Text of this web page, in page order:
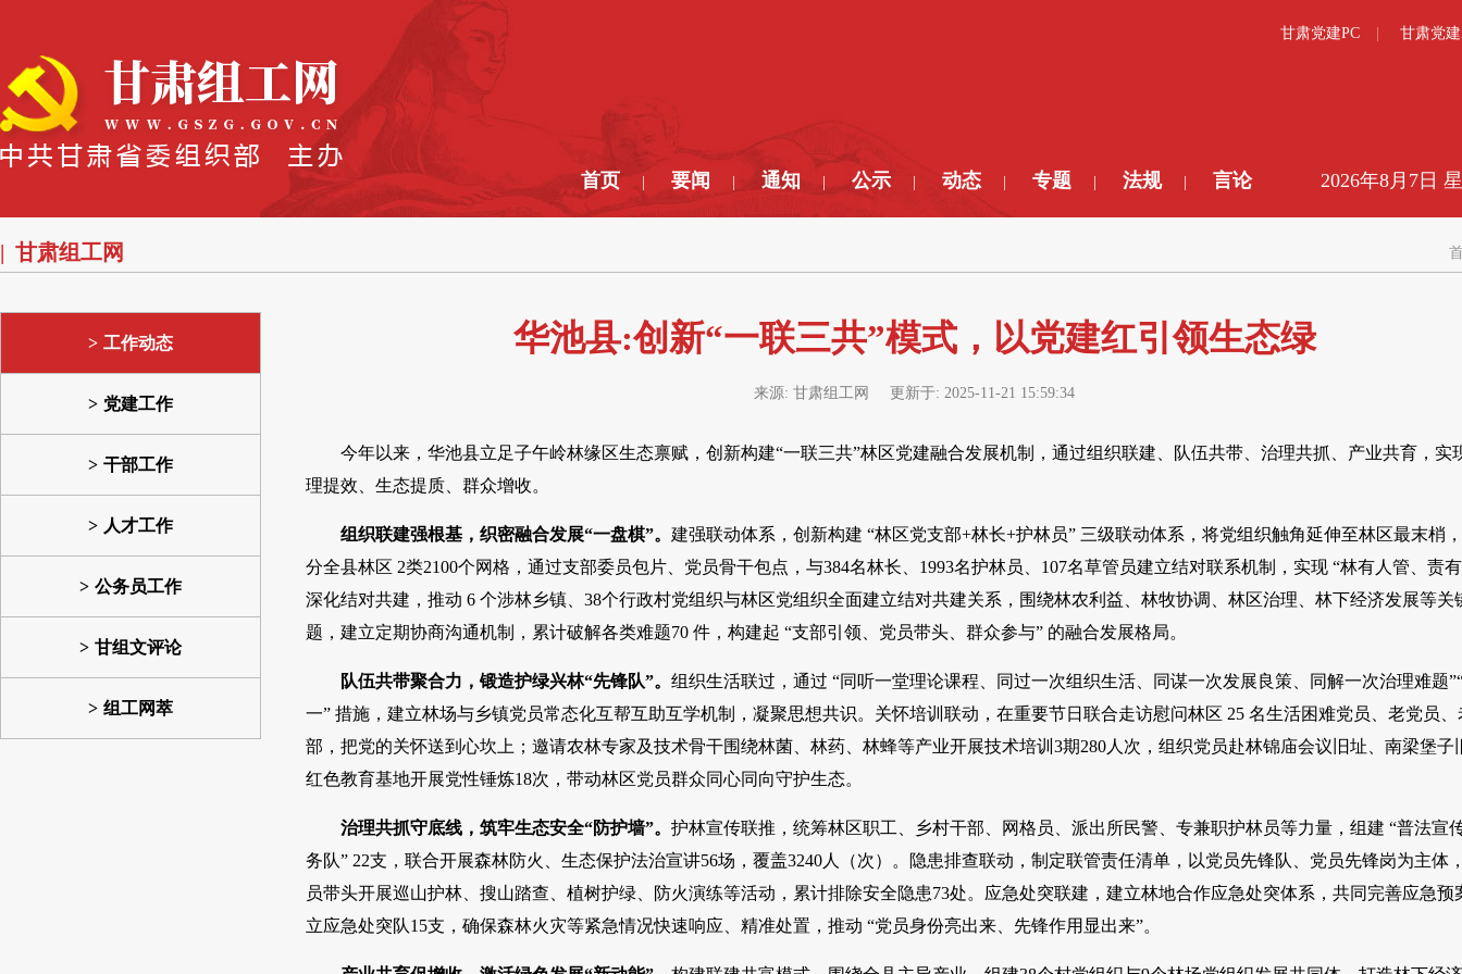
甘肃党建PC 甘肃党
首页 要闻 通知 公示 动态 专题 法规 言论 2026年8月7日
甘肃组工网
工作动态
党建工作
干部工作
人才工作
公务员工作
甘组文评论
组工网萃
华池县:创新“一联三共”模式，以党建红引领生态绿
来源: 甘肃组工网 更新于: 2025-11-21 15:59:34
今年以来，华池县立足子午岭林缘区生态禀赋，创新构建“一联三共”林区党建融合发展机制，通过组织联建、队伍共带、治理共抓、产业共育，实
理提效、生态提质、群众增收。
组织联建强根基，织密融合发展“一盘棋”。 建强联动体系，创新构建 “林区党支部+林长+护林员” 三级联动体系，将党组织触角延伸至林区最末梢
分全县林区 2类2100个网格，通过支部委员包片、党员骨干包点，与384名林长、1993名护林员、107名草管员建立结对联系机制，实现 “林有人管、责
深化结对共建，推动 6 个涉林乡镇、38个行政村党组织与林区党组织全面建立结对共建关系，围绕林农利益、林牧协调、林区治理、林下经济发展等关
题，建立定期协商沟通机制，累计破解各类难题70 件，构建起 “支部引领、党员带头、群众参与” 的融合发展格局。
队伍共带聚合力，锻造护绿兴林“先锋队”。 组织生活联过，通过 “同听一堂理论课程、同过一次组织生活、同谋一次发展良策、同解一次治理难题
一” 措施，建立林场与乡镇党员常态化互帮互助互学机制，凝聚思想共识。关怀培训联动，在重要节日联合走访慰问林区 25 名生活困难党员、老党员、
部，把党的关怀送到心坎上；邀请农林专家及技术骨干围绕林菌、林药、林蜂等产业开展技术培训3期280人次，组织党员赴林锦庙会议旧址、南梁堡子
红色教育基地开展党性锤炼18次，带动林区党员群众同心同向守护生态。
治理共抓守底线，筑牢生态安全“防护墙”。 护林宣传联推，统筹林区职工、乡村干部、网格员、派出所民警、专兼职护林员等力量，组建 “普法宣
务队” 22支，联合开展森林防火、生态保护法治宣讲56场，覆盖3240人（次）。隐患排查联动，制定联管责任清单，以党员先锋队、党员先锋岗为主体
员带头开展巡山护林、搜山踏查、植树护绿、防火演练等活动，累计排除安全隐患73处。应急处突联建，建立林地合作应急处突体系，共同完善应急预
立应急处突队15支，确保森林火灾等紧急情况快速响应、精准处置，推动 “党员身份亮出来、先锋作用显出来”。